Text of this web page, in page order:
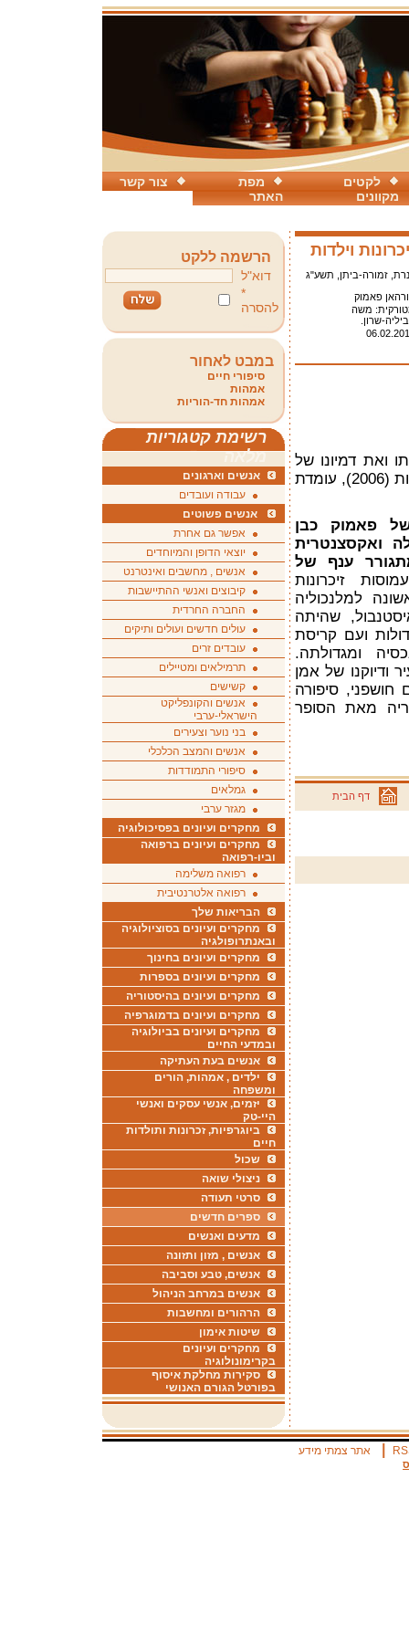
צור קשר
מפת
האתר
לקטים
מקוונים
וילדות
זמורה-ביתן, תשע"ג
פאמוק
משה
שרון.
ואת דמיונו של
אורהאן פאמוק, חתן פרס נובל לספרות (2006), עומדת
פאמוק כבן
ואקסצנטרית
ענף של
זיכרונות
למלנכוליה
שהיתה
ועם קריסת
ומגדולתה.
ודיוקנו של אמן
חושפני, סיפורה
מאת הסופר
דף הבית
הרשמה ללקט
דוא"ל
*
להסרה
במבט לאחור
סיפורי חיים
אמהות
אמהות חד-הוריות
רשימת קטגוריות
מלאה
אנשים וארגונים
עבודה ועובדים
אנשים פשוטים
אפשר גם אחרת
יוצאי הדופן והמיוחדים
אנשים , מחשבים ואינטרנט
קיבוצים ואנשי ההתיישבות
החברה החרדית
עולים חדשים ועולים ותיקים
עובדים זרים
תרמילאים ומטיילים
קשישים
אנשים והקונפליקט
הישראלי-ערבי
בני נוער וצעירים
אנשים והמצב הכלכלי
סיפורי התמודדות
גמלאים
מגזר ערבי
מחקרים ועיונים בפסיכולוגיה
מחקרים ועיונים ברפואה
וביו-רפואה
רפואה משלימה
רפואה אלטרנטיבית
הבריאות שלך
מחקרים ועיונים בסוציולוגיה
ובאנתרופולגיה
מחקרים ועיונים בחינוך
מחקרים ועיונים בספרות
מחקרים ועיונים בהיסטוריה
מחקרים ועיונים בדמוגרפיה
מחקרים ועיונים בביולוגיה
ובמדעי החיים
אנשים בעת העתיקה
ילדים , אמהות, הורים
ומשפחה
יזמים, אנשי עסקים ואנשי
היי-טק
ביוגרפיות, זכרונות ותולדות
חיים
שכול
ניצולי שואה
סרטי תעודה
ספרים חדשים
מדעים ואנשים
אנשים , מזון ותזונה
אנשים, טבע וסביבה
אנשים במרחב הניהול
הרהורים ומחשבות
שיטות אימון
מחקרים ועיונים
בקרימונולוגיה
סקירות מחלקת איסוף
בפורטל הגורם האנושי
אתר צמתי מידע